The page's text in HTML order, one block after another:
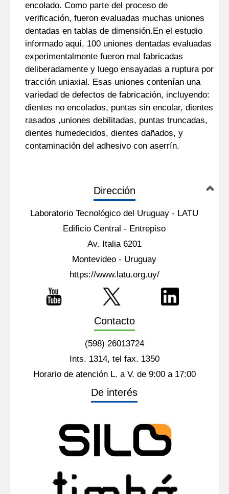
encolado. Como parte del proceso de
verificación, fueron evaluadas muchas uniones
dentadas en tablas de dimensión.En el estudio
informado aquí, 100 uniones dentadas evaluadas
experimentalmente fueron mal fabricadas
deliberadamente y luego ensayadas a ruptura por
tracción uniaxial. Esas uniones contenían una
variedad de defectos de fabricación, incluyendo:
dientes no encolados, puntas sin encolar, dientes
rasados ,uniones debilitadas, puntas truncadas,
dientes humedecidos, dientes dañados, y
contaminación del adhesivo con aserrín.
Dirección
Laboratorio Tecnológico del Uruguay - LATU
Edificio Central - Entrepiso
Av. Italia 6201
Montevideo - Uruguay
https://www.latu.org.uy/
Contacto
(598) 26013724
Ints. 1314, tel fax. 1350
Horario de atención L. a V. de 9:00 a 17:00
De interés